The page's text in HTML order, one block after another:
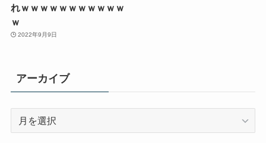
れｗｗｗｗｗｗｗｗｗｗｗ
ｗ
2022年9月9日
アーカイブ